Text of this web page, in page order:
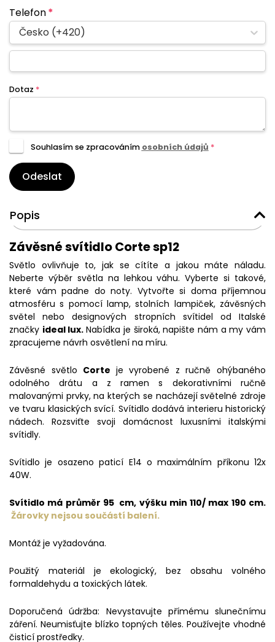
Telefon*
Česko (+420)
Dotaz *
Souhlasím se zpracováním osobních údajů *
Odeslat
Popis
Závěsné svítidlo Corte sp12
Světlo ovlivňuje to, jak se cítíte a jakou máte náladu.
Neberte výběr světla na lehkou váhu. Vyberte si takové,
které vám padne do noty. Vytvořte si doma příjemnou
atmosféru s pomocí lamp, stolních lampiček, závěsných
světel nebo designových stropních svítidel od Italské
značky ideal lux.Nabídka je široká, napište nám a my vám
zpracujeme návrh osvětlení na míru.
Závěsné světlo Corte je vyrobené z ručně ohýbaného
odolného drátu a z ramen s dekorativními ručně
malovanými prvky, na kterých se nacházejí světelné zdroje
ve tvaru klasických svící. Svítidlo dodává interieru historický
nádech. Rozsviťte svoji domácnost luxusními italskými
svítidly.
Svítidlo je osazeno paticí E14 o maximálním příkonu 12x
40W.
Svítidlo má průměr 95 cm, výšku min 110/ max 190 cm.
Žárovky nejsou součástí balení.
Montáž je vyžadována.
Použitý materiál je ekologický, bez obsahu volného
formaldehydu a toxických látek.
Doporučená údržba: Nevystavujte přímému slunečnímu
záření. Neumisťujte blízko topných těles. Používejte vhodné
čisticí prostředky.